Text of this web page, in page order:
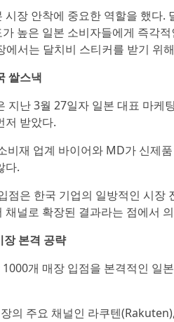
장 안착에 중요한 역할을 했다.
높은 일본 소비자들에게 즉각
에서는 달치비 스티커를 받기
쌀스낵
난 3월 27일자 일본 대표 마케
저 받았다.
비재 업계 바이어와 MD가 신
다.
점은 한국 기업의 일방적인 시
채널로 확장된 결과라는 점에서
본격 공략
개 매장 입점을 본격적인 일
의 주요 채널인 라쿠텐